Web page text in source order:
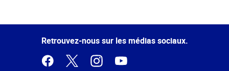
Retrouvez-nous sur les médias sociaux.